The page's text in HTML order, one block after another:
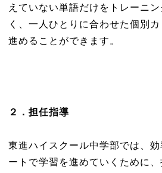
えていない単語だけをトレーニ
く、一人ひとりに合わせた個別
進めることができます。
２．担任指導
東進ハイスクール中学部では、
ートで学習を進めていくために